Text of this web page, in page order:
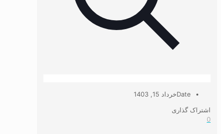
Dateخرداد 15, 1403
اشتراک گذاری
0